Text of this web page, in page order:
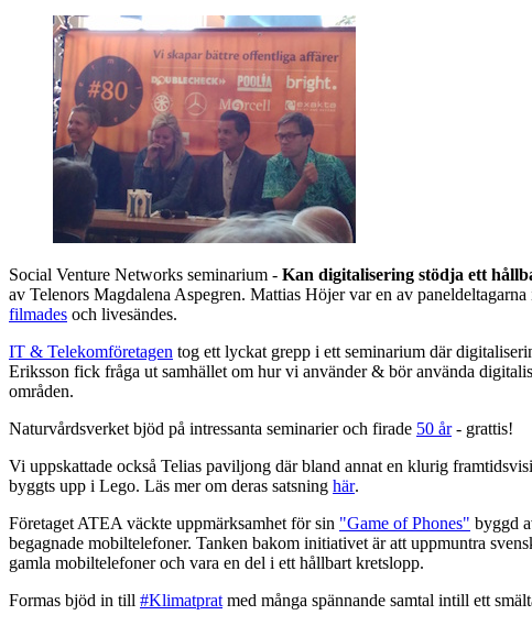
Social Venture Networks seminarium - Kan digitalisering stödja ett
av Telenors Magdalena Aspegren. Mattias Höjer var en av paneldeltagarna
filmades och livesändes.
IT & Telekomföretagen tog ett lyckat grepp i ett seminarium där
Eriksson fick fråga ut samhället om hur vi använder & bör använda
områden.
Naturvårdsverket bjöd på intressanta seminarier och firade 50 år- grattis!
Vi uppskattade också Telias paviljong där bland annat en klurig
byggts upp i Lego. Läs mer om deras satsning här.
Företaget ATEA väckte uppmärksamhet för sin "Game of Phones" byggd
begagnade mobiltelefoner. Tanken bakom initiativet är att uppmuntra
gamla mobiltelefoner och vara en del i ett hållbart kretslopp.
Formas bjöd in till #Klimatprat med många spännande samtal intill ett